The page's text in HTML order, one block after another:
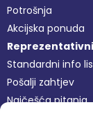
Potrošnja
Akcijska ponuda
Standardni info
Pošalji zahtjev
Najčešća pitanja